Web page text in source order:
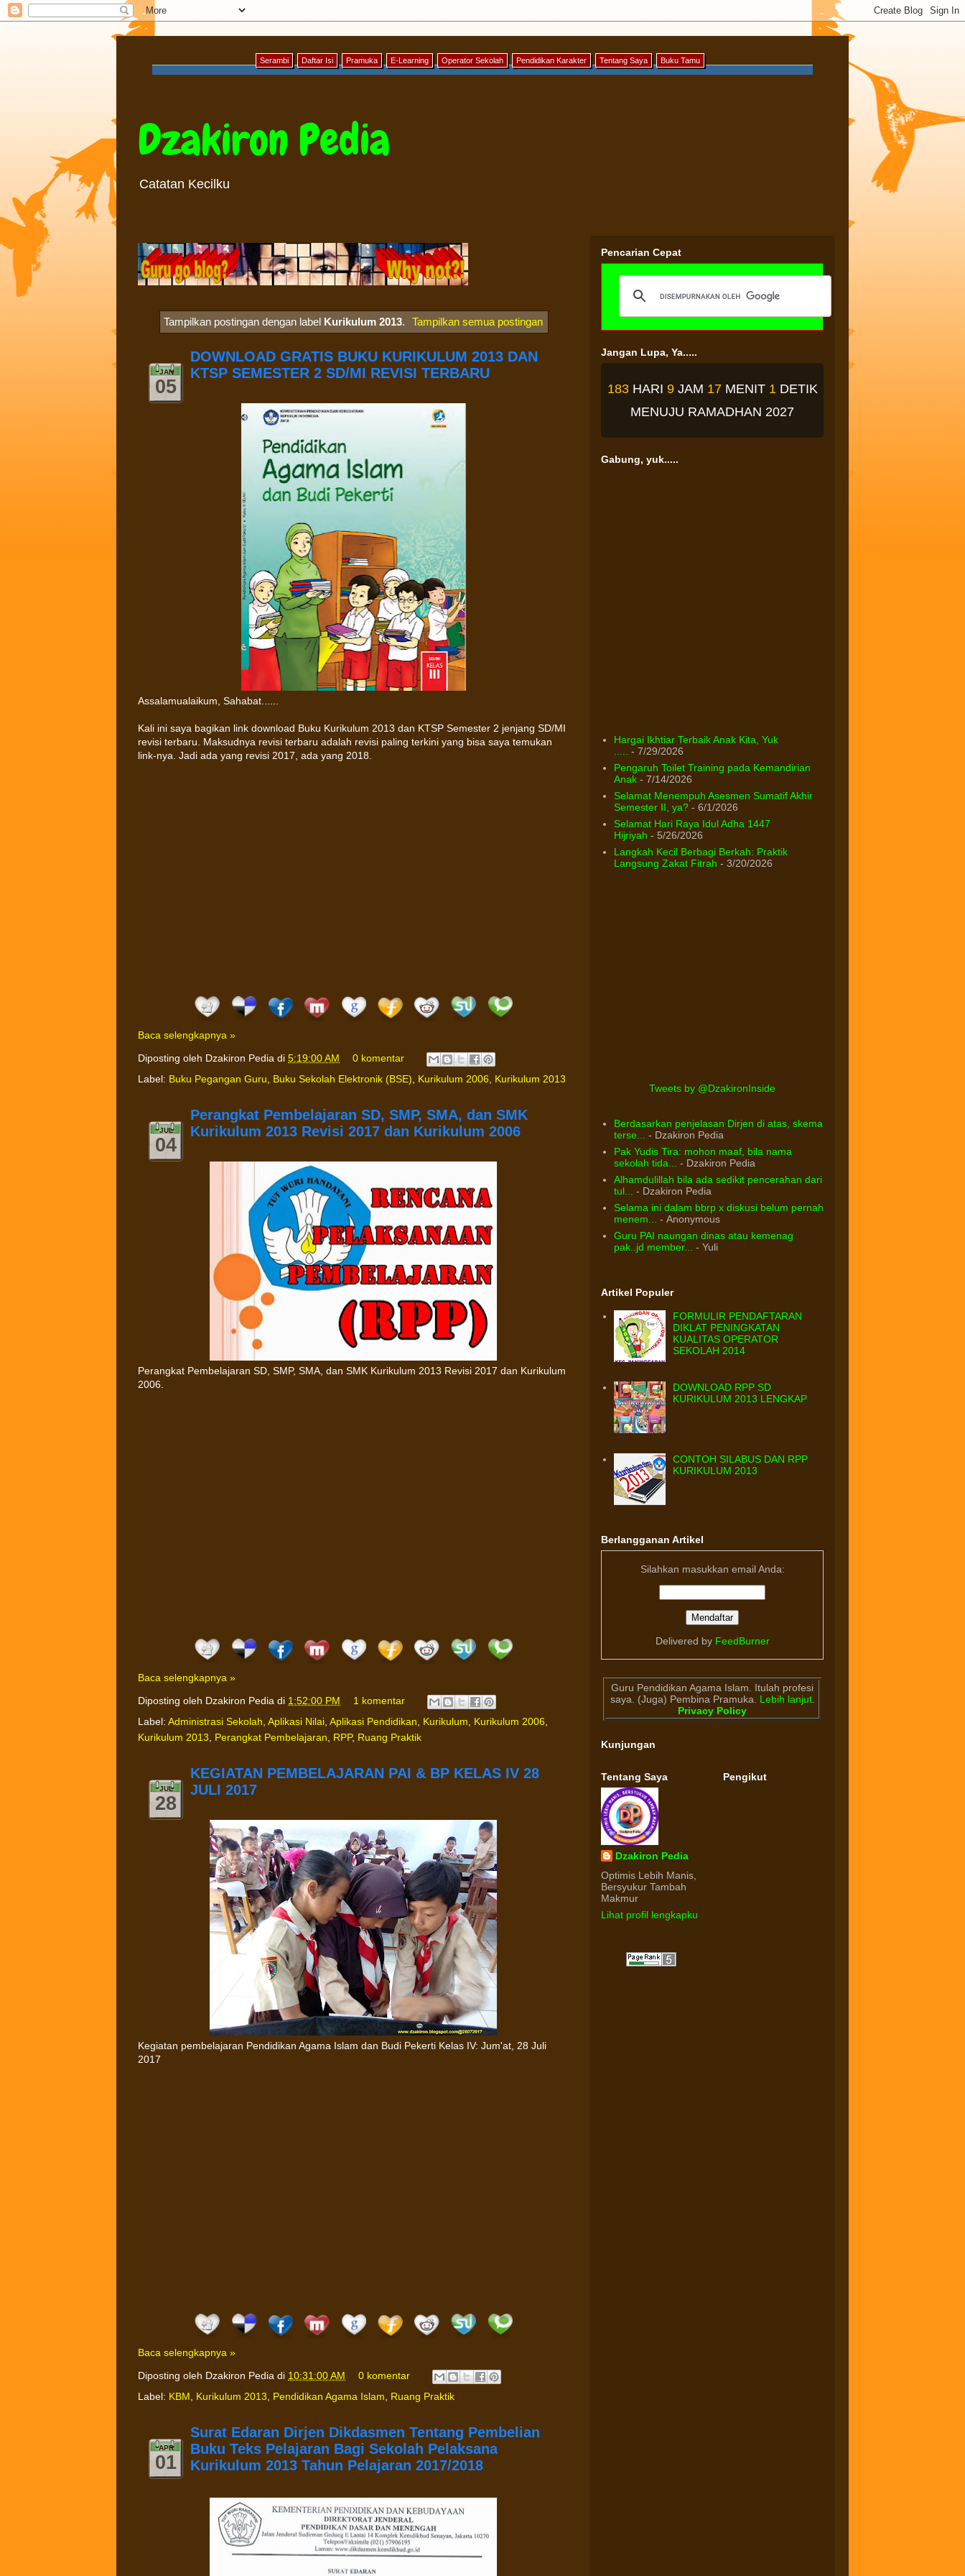
Serambi Daftar Isi Pramuka E-Learning Operator Sekolah Pendidikan Karakter Tentang Saya Buku Tamu
Dzakiron Pedia
Catatan Kecilku
Tampilkan postingan dengan label Kurikulum 2013. Tampilkan semua postingan
JAN
05
DOWNLOAD GRATIS BUKU KURIKULUM 2013 DAN
KTSP SEMESTER 2 SD/MI REVISI TERBARU
Assalamualaikum, Sahabat......
Kali ini saya bagikan link download Buku Kurikulum 2013 dan KTSP Semester 2 jenjang SD/MI
revisi terbaru. Maksudnya revisi terbaru adalah revisi paling terkini yang bisa saya temukan
link-nya. Jadi ada yang revisi 2017, ada yang 2018.
Baca selengkapnya »
Diposting oleh Dzakiron Pedia di 5:19:00 AM
0 komentar
Label: Buku Pegangan Guru, Buku Sekolah Elektronik (BSE), Kurikulum 2006, Kurikulum 2013
JUL
04
Perangkat Pembelajaran SD, SMP, SMA, dan SMK
Kurikulum 2013 Revisi 2017 dan Kurikulum 2006
Perangkat Pembelajaran SD, SMP, SMA, dan SMK Kurikulum 2013 Revisi 2017 dan Kurikulum
2006.
Baca selengkapnya »
Diposting oleh Dzakiron Pedia di 1:52:00 PM
1 komentar
Label: Administrasi Sekolah, Aplikasi Nilai, Aplikasi Pendidikan, Kurikulum, Kurikulum 2006,
Kurikulum 2013, Perangkat Pembelajaran, RPP, Ruang Praktik
JUL
28
KEGIATAN PEMBELAJARAN PAI & BP KELAS IV 28
JULI 2017
Kegiatan pembelajaran Pendidikan Agama Islam dan Budi Pekerti Kelas IV: Jum'at, 28 Juli
2017
Baca selengkapnya »
Diposting oleh Dzakiron Pedia di 10:31:00 AM
0 komentar
Label: KBM, Kurikulum 2013, Pendidikan Agama Islam, Ruang Praktik
APR
01
Surat Edaran Dirjen Dikdasmen Tentang Pembelian
Buku Teks Pelajaran Bagi Sekolah Pelaksana
Kurikulum 2013 Tahun Pelajaran 2017/2018
Pencarian Cepat
Jangan Lupa, Ya.....
183 HARI 9 JAM 17 MENIT0 DETIK
MENUJU RAMADHAN 2027
Gabung, yuk.....
Hargai Ikhtiar Terbaik Anak Kita, Yuk
- 7/29/2026
Pengaruh Toilet Training pada Kemandirian
Anak- 7/14/2026
Selamat Menempuh Asesmen Sumatif Akhir
Semester II, ya?- 6/1/2026
Selamat Hari Raya Idul Adha 1447
Hijriyah - 5/26/2026
Langkah Kecil Berbagi Berkah: Praktik
Langsung Zakat Fitrah - 3/20/2026
Tweets by @DzakironInside
Berdasarkan penjelasan Dirjen di atas, skema
terse...
- Dzakiron Pedia
Pak Yudis Tira: mohon maaf, bila nama
sekolah tida...
- Dzakiron Pedia
Alhamdulillah bila ada sedikit pencerahan dari
tul...
- Dzakiron Pedia
Selama ini dalam bbrp x diskusi belum pernah
menem...
- Anonymous
Guru PAI naungan dinas atau kemenag
pak..jd member...
- Yuli
Artikel Populer
FORMULIR PENDAFTARAN
DIKLAT PENINGKATAN
KUALITAS OPERATOR
SEKOLAH 2014
DOWNLOAD RPP SD
KURIKULUM 2013 LENGKAP
CONTOH SILABUS DAN RPP
KURIKULUM 2013
Berlangganan Artikel
Silahkan masukkan email Anda:
Delivered by FeedBurner
Guru Pendidikan Agama Islam. Itulah profesi
saya. (Juga) Pembina Pramuka.
Lebih lanjut.
Privacy Policy
Kunjungan
Tentang Saya
Dzakiron Pedia
Optimis Lebih Manis,
Bersyukur Tambah
Makmur
Lihat profil lengkapku
Pengikut